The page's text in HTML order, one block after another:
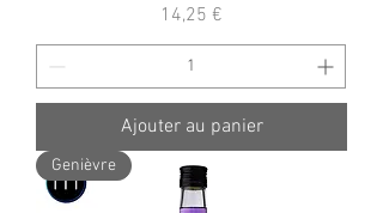
Prix
14,25 €
Ajouter au panier
Genièvre